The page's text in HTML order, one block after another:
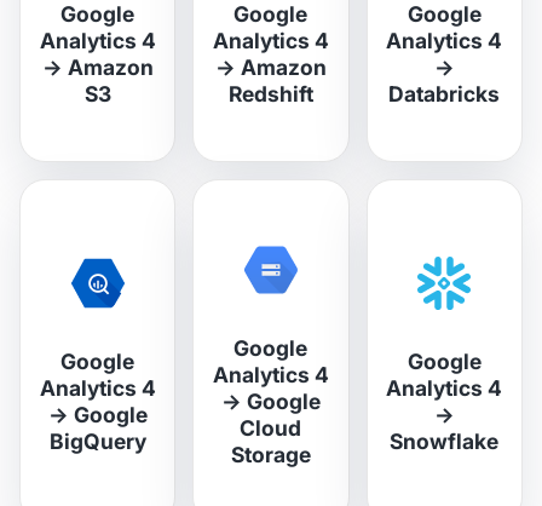
Google
Analytics 4
→ Amazon
S3
Google
Analytics 4
→ Amazon
Redshift
Google
Analytics 4
→
Databricks
Google
Analytics 4
→ Google
BigQuery
Google
Analytics 4
→ Google
Cloud
Storage
Google
Analytics 4
→
Snowflake